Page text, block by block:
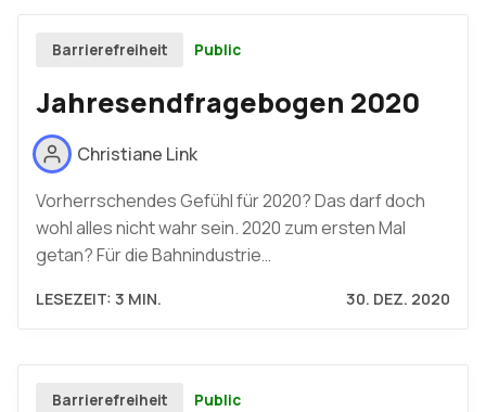
Barrierefreiheit Public
Jahresendfragebogen 2020
Christiane Link
Vorherrschendes Gefühl für 2020? Das darf doch
wohl alles nicht wahr sein. 2020 zum ersten Mal
getan? Für die Bahnindustrie…
LESEZEIT: 3 MIN. 30. DEZ. 2020
Barrierefreiheit Public